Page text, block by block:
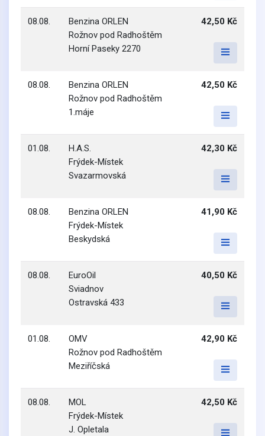
08.08.
Benzina ORLEN
Rožnov pod Radhoštěm
Horní Paseky 2270
42,50 Kč
08.08.
Benzina ORLEN
Rožnov pod Radhoštěm
1.máje
42,50 Kč
01.08.
H.A.S.
Frýdek-Místek
Svazarmovská
42,30 Kč
08.08.
Benzina ORLEN
Frýdek-Místek
Beskydská
41,90 Kč
08.08.
EuroOil
Sviadnov
Ostravská 433
40,50 Kč
01.08.
OMV
Rožnov pod Radhoštěm
Meziříčská
42,90 Kč
08.08.
MOL
Frýdek-Místek
J. Opletala
42,50 Kč